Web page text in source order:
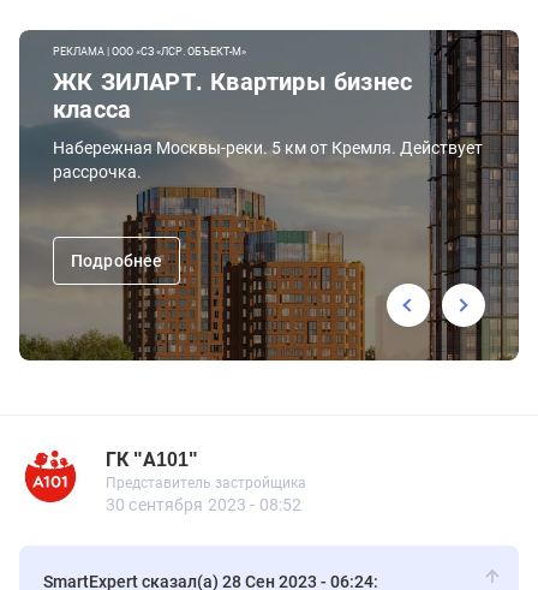
РЕКЛАМА | ООО «СЗ «ЛСР. ОБЪЕКТ-М»
ЖК ЗИЛАРТ. Квартиры бизнес
класса
Набережная Москвы-реки. 5 км от Кремля. Действует
рассрочка.
Подробнее
ГК "А101"
ГК "А101"
Представитель застройщика
Представитель застройщика
561 сообщений
30 сентября 2023 - 08:52
SmartExpert сказал(а) 28 Сен 2023 - 06:24: